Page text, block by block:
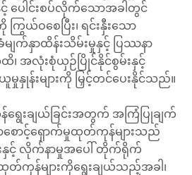
င့် ပေါင်းစပ်လိုက်သောအခါတွင်
ဝစေပြီး၊ ရင်းနှီးသော
မျက်နှာထိန်းသိမ်းမှုနှင့် ပြဿနာ
အထိ၊ အလုံးစုံယှဉ်ပြိုင်နိုင်စွမ်းနှင့်
န်းများကို မြှင့်တင်ပေးနိုင်သည်။
ေးချယ်ခြင်းအတွက် အကြံပြုချက်
စောင့်ရှောက်မှုထုတ်ကုန်များသည်
င့် လိုက်နာမှုအပေါ် တိုက်ရိုက်
န်များကိုရွေးချယ်သည့်အခါ၊